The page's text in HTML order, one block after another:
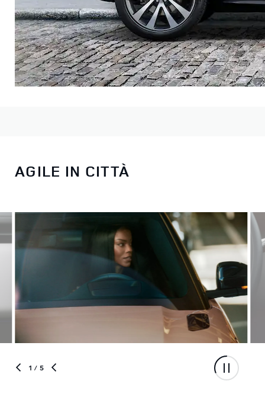
Scegli tra tre diversi modelli e personalizza quello scelto.
AGILE IN CITTÀ
1 / 5